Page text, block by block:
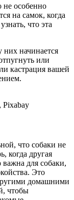
не особенно
на самок, когда
что эта
них начинается
или
кастрация вашей
Pixabay
что собаки не
когда другая
для собаки,
Это
домашними
чтобы